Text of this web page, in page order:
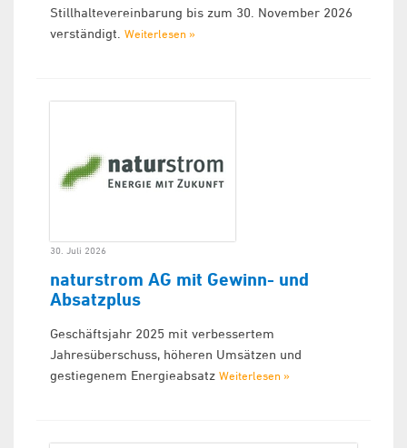
Stillhaltevereinbarung bis zum 30. November 2026
verständigt. Weiterlesen »
30. Juli 2026
naturstrom AG mit Gewinn- und
Absatzplus
Geschäftsjahr 2025 mit verbessertem
Jahresüberschuss, höheren Umsätzen und
gestiegenem Energieabsatz Weiterlesen »